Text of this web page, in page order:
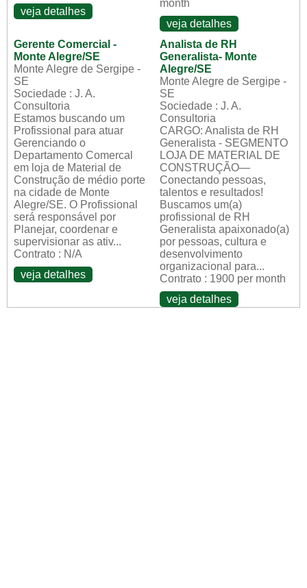
veja detalhes
month
veja detalhes
Gerente Comercial -
Monte Alegre/SE
Monte Alegre de Sergipe -
SE
Sociedade : J. A.
Consultoria
Estamos buscando um
Profissional para atuar
Gerenciando o
Departamento Comercal
em loja de Material de
Construção de médio porte
na cidade de Monte
Alegre/SE. O Profissional
será responsável por
Planejar, coordenar e
supervisionar as ativ...
Contrato : N/A
veja detalhes
Analista de RH
Generalista- Monte
Alegre/SE
Monte Alegre de Sergipe -
SE
Sociedade : J. A.
Consultoria
CARGO: Analista de RH
Generalista - SEGMENTO
LOJA DE MATERIAL DE
CONSTRUÇÃO—
Conectando pessoas,
talentos e resultados!
Buscamos um(a)
profissional de RH
Generalista apaixonado(a)
por pessoas, cultura e
desenvolvimento
organizacional para...
Contrato : 1900 per month
veja detalhes